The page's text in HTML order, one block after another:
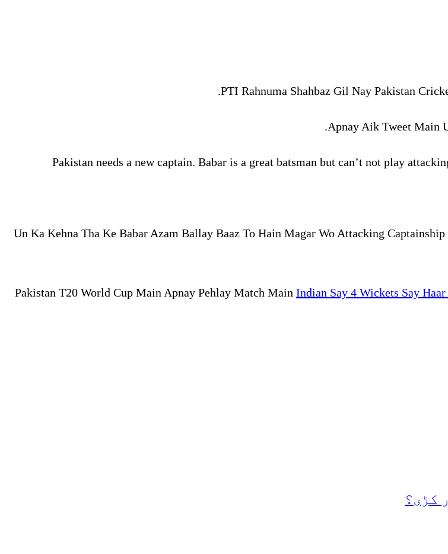
PTI Rahnuma Shahbaz Gil Nay Pakistan
Apnay Aik Tweet Main
Pakistan needs a new captain. Babar is a great batsman but can’t not play
Un Ka Kehna Tha Ke Babar Azam Ballay Baaz To Hain Magar Wo Attacking
Pakistan T20 World Cup Main Apnay Pehlay Match Main Indian Say 4 Wickets Say Haar